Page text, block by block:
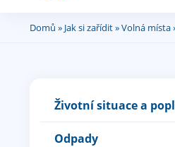
JsteDomů » Jak si zařídit»Volná místa
Životní situace a
Odpady